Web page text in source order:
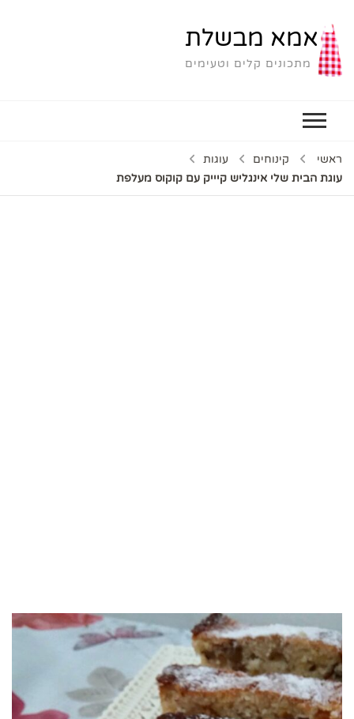
אמא מבשלת
מתכונים קלים וטעימים
ראשי קינוחים
עוגות
עוגת הבית שלי אינגליש קיייק עם קוקוס מעלפת